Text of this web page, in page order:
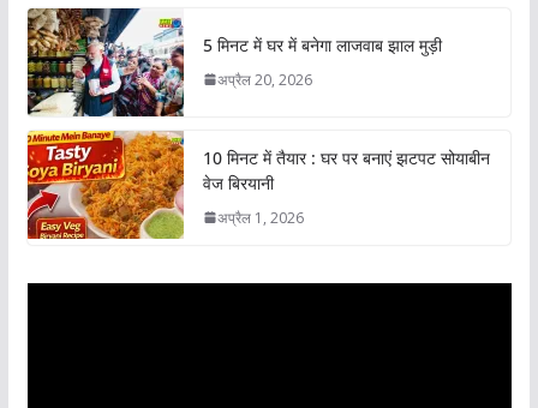
5 मिनट में घर में बनेगा लाजवाब झाल मुड़ी
अप्रैल 20, 2026
10 मिनट में तैयार : घर पर बनाएं झटपट सोयाबीन
वेज बिरयानी
अप्रैल 1, 2026